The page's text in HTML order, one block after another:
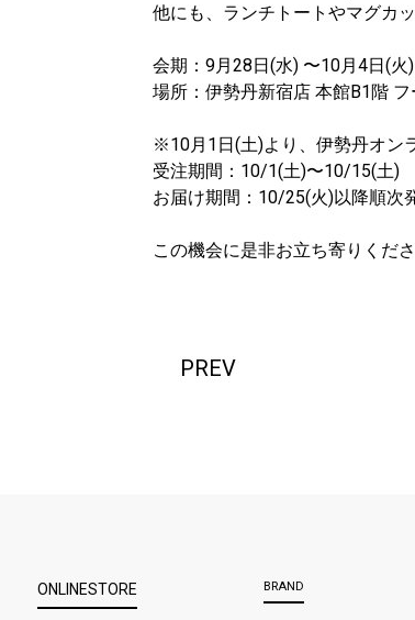
他にも、ランチトートやマグカ
会期：9月28日(水) 〜10月4日(火)
場所：伊勢丹新宿店 本館B1階
※10月1日(土)より、伊勢丹オン
受注期間：10/1(土)〜10/15(土)
お届け期間：10/25(火)以降順次
この機会に是非お立ち寄りくだ
PREV
ONLINESTORE BRAND